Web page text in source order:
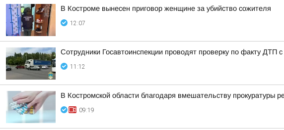
В Костроме вынесен приговор женщине за убийство сожителя
12:07
Сотрудники Госавтоинспекции проводят проверку по факту ДТП
11:12
В Костромской области благодаря вмешательству прокуратуры
09:19